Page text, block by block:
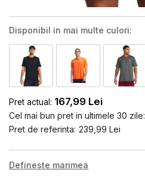
Disponibil in mai multe culori:
Pret actual: 167,99 Lei
Cel mai bun pret in ultimele 30 zile:
Pret de referinta: 239,99 Lei
Defineste marimea